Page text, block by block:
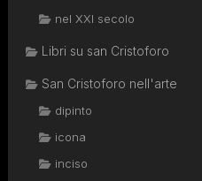
nel XXI secolo
Libri su san Cristoforo
San Cristoforo nell'arte
dipinto
icona
inciso